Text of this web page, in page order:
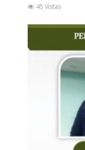
45 Vistas